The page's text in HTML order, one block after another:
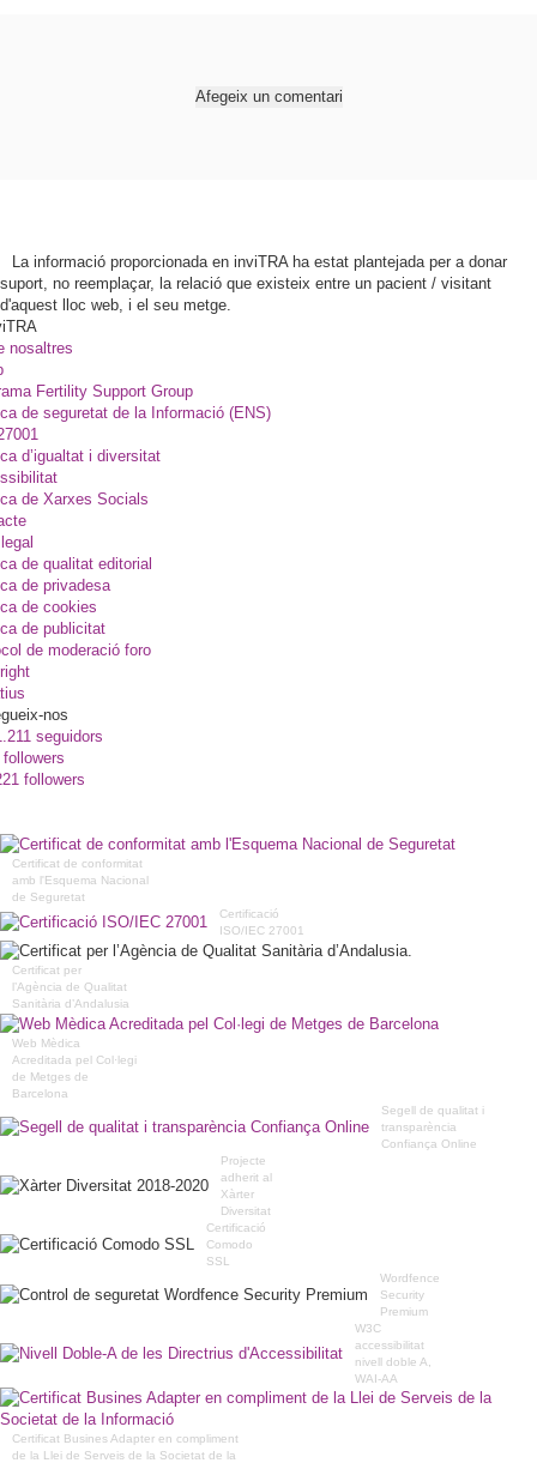
Afegeix un comentari
La informació proporcionada en inviTRA ha estat plantejada per a donar
suport, no reemplaçar, la relació que existeix entre un pacient / visitant
d'aquest lloc web, i el seu metge.
nosaltres
Fertility Support Group
de seguretat de la Informació (ENS)
d’igualtat i diversitat
de Xarxes Socials
de qualitat editorial
de privadesa
de cookies
de publicitat
de moderació foro
nos
seguidors
followers
followers
Certificat de conformitat
amb l'Esquema Nacional
de Seguretat
Certificació
ISO/IEC 27001
Certificat per
l’Agència de Qualitat
Sanitària d’Andalusia
Web Mèdica
Acreditada pel Col·legi
de Metges de
Barcelona
Segell de qualitat i
transparència
Confiança Online
Projecte
adherit al
Xàrter
Diversitat
Certificació
Comodo
SSL
Wordfence
Security
Premium
W3C
accessibilitat
nivell doble A,
WAI-AA
Certificat Busines Adapter en compliment
de la Llei de Serveis de la Societat de la